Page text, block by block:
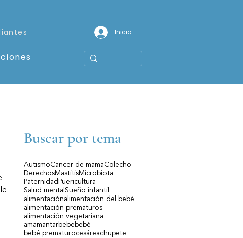
Iniciar sesión
Buscar por tema
AutismoCancer de mamaColecho
DerechosMastitisMicrobiota
Paternidad Puericultura
Salud mental Sueño infantil
alimentaciónalimentación del bebé
alimentación prematuros
alimentación vegetariana
amamantarbebe bebé
bebé prematurocesáreachupete